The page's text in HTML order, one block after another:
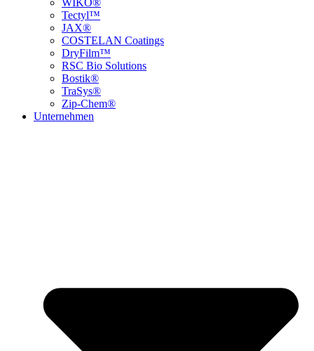
Tectyl™
JAX®
COSTELAN Coatings
DryFilm™
RSC Bio Solutions
Bostik®
TraSys®
Zip-Chem®
Unternehmen